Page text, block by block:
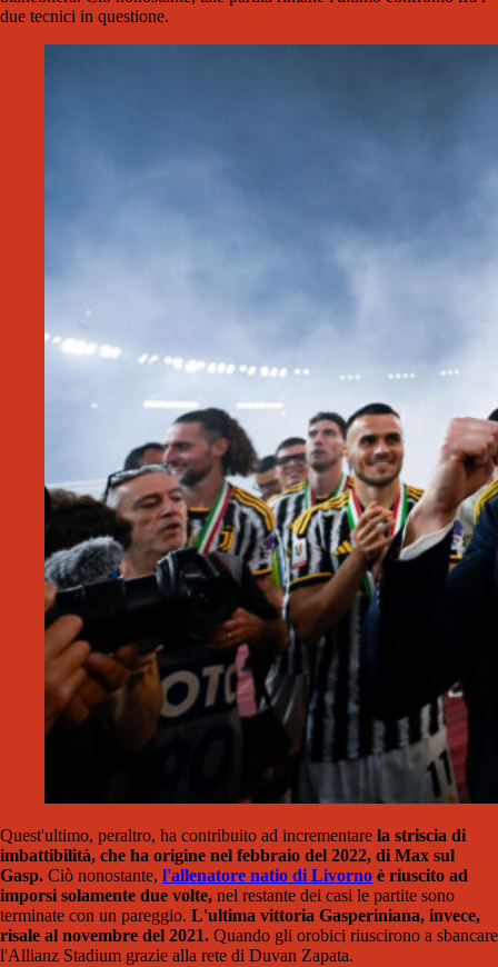
due tecnici in questione.
Quest'ultimo, peraltro, ha contribuito ad incrementare la striscia di
imbattibilità, che ha origine nel febbraio del 2022, di Max sul
Gasp. Ciò nonostante, l'allenatore natio di Livorno è riuscito ad
imporsi solamente due volte, nel restante dei casi le partite sono
terminate con un pareggio. L'ultima vittoria Gasperiniana, invece,
risale al novembre del 2021. Quando gli orobici riuscirono a sbancare
l'Allianz Stadium grazie alla rete di Duvan Zapata.